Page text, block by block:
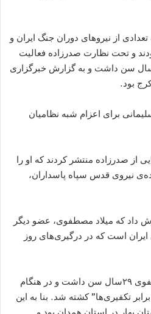
از نیروهای دوران جنگ ایران و
و تحت نظارت صدرزاده فعالیت
صدرزاده کمتر از ۳۰ سال سن داشت و به گزارش خبرگزاری
بود.
برای اعزام شبه نظامیان
از صدرزاده منتشر کردند که او را
نیروی قدس سپاه پاسداران،
داد که میلاد مصطفوی، عضو دیگر
ایران است که در درگیری‌های روز
این خبرگزاری نوشت که مصطفوی ۲۹سال سن داشت و در هنگام
تکفیری‌ها” کشته شد. بنا به این